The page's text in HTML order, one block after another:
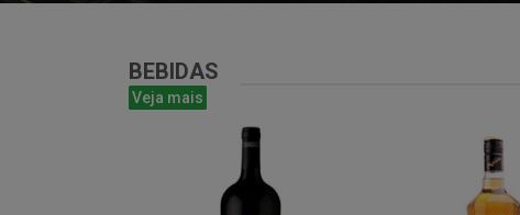
BEBIDAS
Veja mais